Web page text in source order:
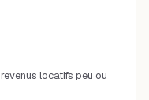
locatifs peu ou